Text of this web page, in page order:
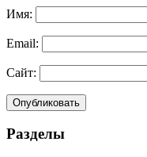
Имя:
Email:
Сайт:
Разделы